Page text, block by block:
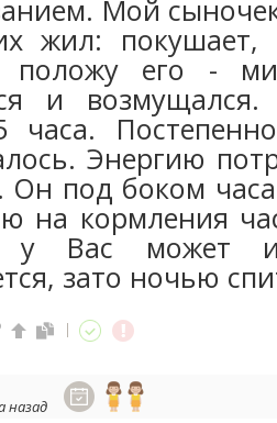
Мой
жил: покушает,
положу его -
и
часа.
Энергию
Он под боком
на кормления
у Вас может
зато ночью
назад